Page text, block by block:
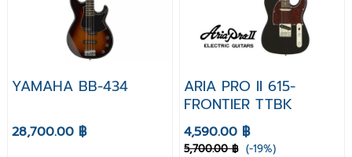
YAMAHA BB-434
28,700.00 ฿
ARIA PRO II 615-
FRONTIER TTBK
4,590.00 ฿
5,700.00 ฿ (-19%)